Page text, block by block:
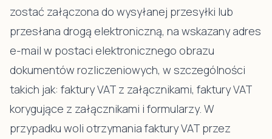
zostać załączona do wysyłanej przesyłki lub
przesłana drogą elektroniczną, na wskazany adres
e-mail w postaci elektronicznego obrazu
dokumentów rozliczeniowych, w szczególności
takich jak: faktury VAT z załącznikami, faktury VAT
korygujące z załącznikami i formularzy. W
przypadku woli otrzymania faktury VAT przez